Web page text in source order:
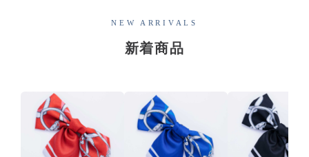
NEW ARRIVALS
新着商品